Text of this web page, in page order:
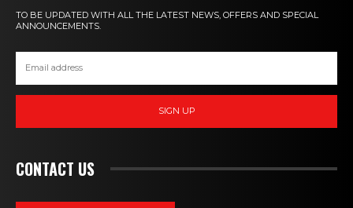
TO BE UPDATED WITH ALL THE LATEST NEWS, OFFERS AND SPECIAL
ANNOUNCEMENTS.
SIGN UP
CONTACT US